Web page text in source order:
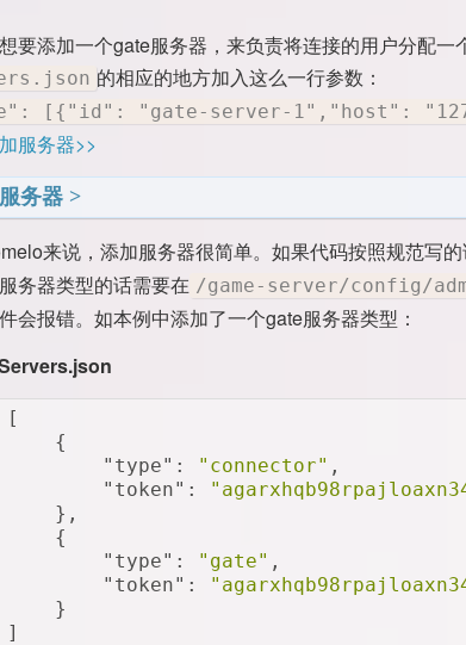
要添加一个gate服务器，来负责将连接的用户分配
的相应的地方加入这么一行参数：
[{"id": "gate-server-1","host":
服务器>>
务器
来说，添加服务器很简单。如果代码按照规范写
务器类型的话需要在 /game-server/config/
会报错。如本例中添加了一个gate服务器类型：
[
    {
"type" : "connector" ,
"token" :
    },
    {
"type" : "gate" ,
"token" :
    }
]